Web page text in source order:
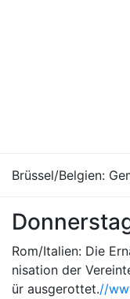
Brüssel/Belgien:
Rom/Italien: Die
nisation der
ür ausgerottet.//